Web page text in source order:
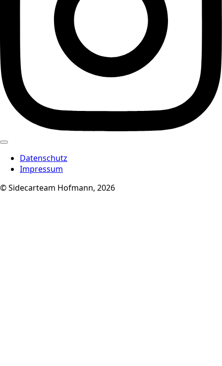
Datenschutz
Impressum
© Sidecarteam Hofmann, 2026